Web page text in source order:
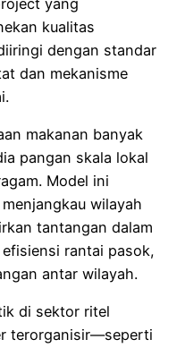
kualitas
dengan standar
dan mekanisme
makanan banyak
pangan skala lokal
Model ini
wilayah
tantangan dalam
rantai pasok,
antar wilayah.
di sektor ritel
terorganisir—seperti